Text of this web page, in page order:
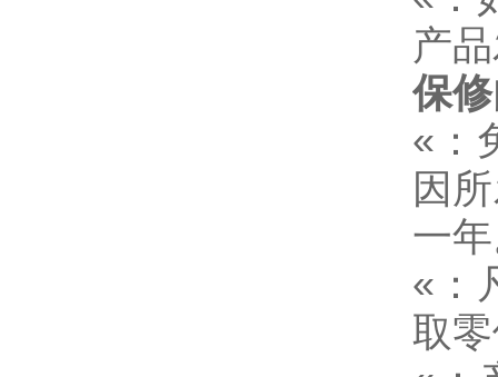
产
保
«：
因
一
«：
取